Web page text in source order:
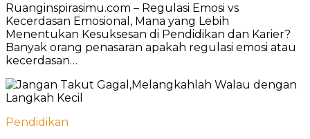
Ruanginspirasimu.com – Regulasi Emosi vs
Kecerdasan Emosional, Mana yang Lebih
Menentukan Kesuksesan di Pendidikan dan Karier?
Banyak orang penasaran apakah regulasi emosi atau
kecerdasan…
Pendidikan